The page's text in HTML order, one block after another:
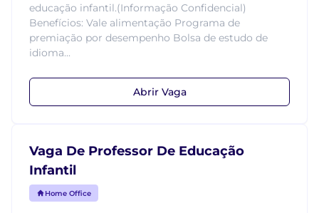
educação infantil.(Informação Confidencial)
Benefícios: Vale alimentação Programa de
premiação por desempenho Bolsa de estudo de
idioma...
Abrir Vaga
Vaga De Professor De Educação
Infantil
Home Office